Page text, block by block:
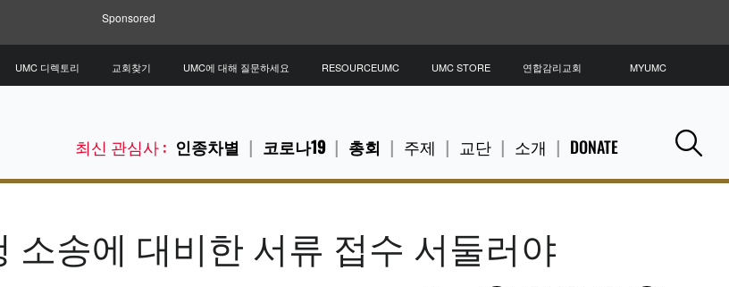
Sponsored
최신 관심사 : 인종차별 코로나19 총회 주제 교단 소개 DONATE
UMC 디렉토리 교회찾기 UMC에 대해 질문하세요 RESOURCEUMC UMC STORE 연합감리교회 MYUMC
소송에 대비한 서류 접수 서둘러야